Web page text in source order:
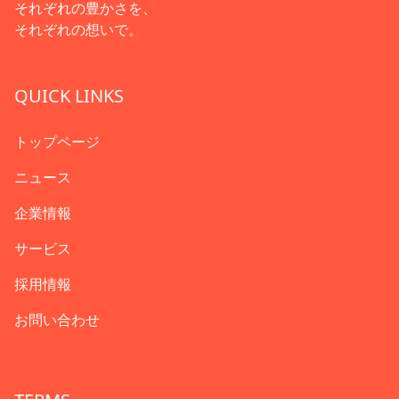
それぞれの豊かさを、
それぞれの想いで。
QUICK LINKS
トップページ
ニュース
企業情報
サービス
採用情報
お問い合わせ